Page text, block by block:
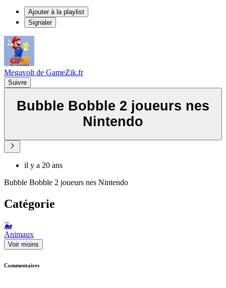
Ajouter à la playlist
Signaler
Megavolt de GameZik.fr
Suivre
Bubble Bobble 2 joueurs nes
Nintendo
il y a 20 ans
Bubble Bobble 2 joueurs nes Nintendo
Catégorie
🐳
Animaux
Voir moins
Commentaires